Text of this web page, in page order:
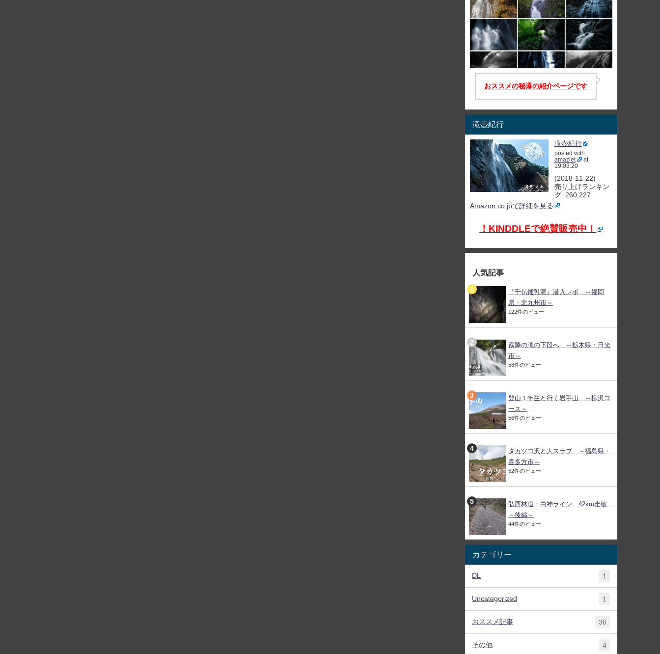
おススメの秘瀑の紹介ページです
滝壺紀行
滝壺紀行
posted with
amazlet
at
19.03.20
(2018-11-22)
売り上げランキン
グ: 260,227
Amazon.co.jpで詳細を見る
！KINDDLEで絶賛販売中！
人気記事
『千仏鍾乳洞』潜入レポ ～福岡
県・北九州市～
122件のビュー
霧降の滝の下段へ ～栃木県・日光
市～
58件のビュー
登山１年生と行く岩手山 ～柳沢コ
ース～
56件のビュー
タカツコ沢と大スラブ ～福島県・
喜多方市～
52件のビュー
弘西林道・白神ライン 42km走破
～後編～
44件のビュー
カテゴリー
DL 1
Uncategorized 1
おススメ記事 36
その他 4